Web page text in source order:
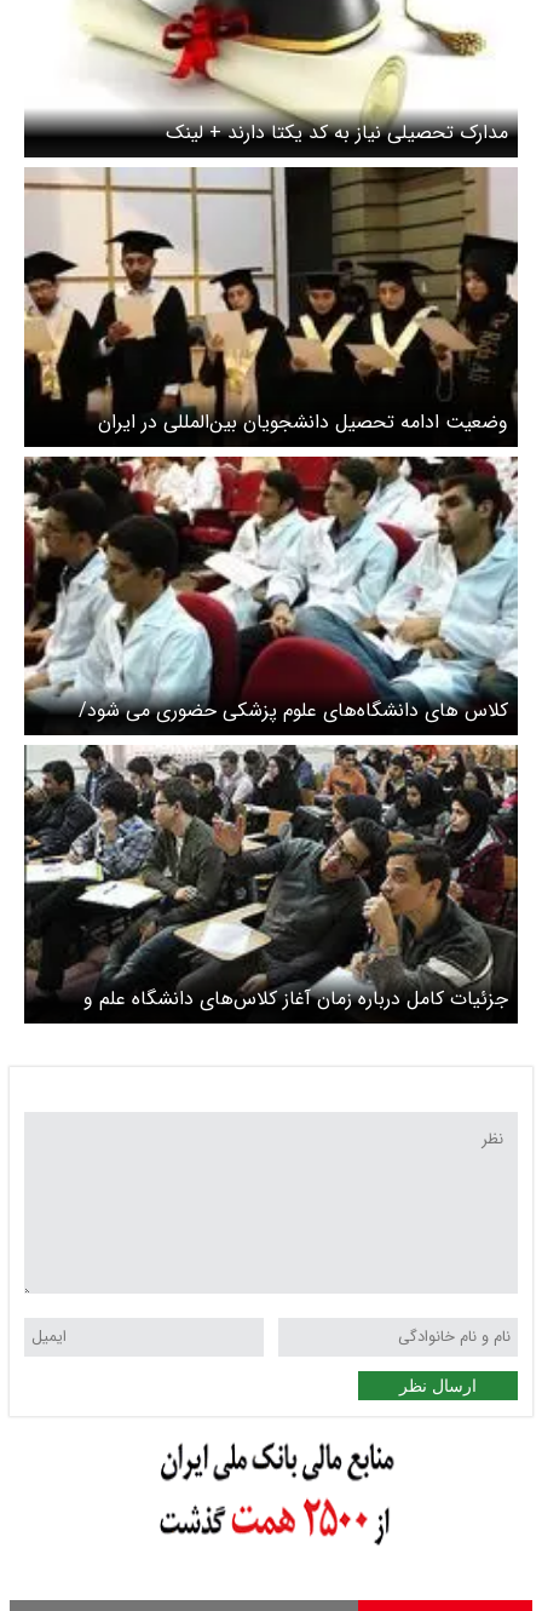
مدارک تحصیلی نیاز به کد یکتا دارند + لینک
وضعیت ادامه تحصیل دانشجویان بین‌المللی در ایران
مشخص شد
کلاس های دانشگاه‌های علوم پزشکی حضوری می شود/
دانشجویان می توانند مرخصی بگیرن
جزئیات کامل درباره زمان آغاز کلاس‌های دانشگاه علم و
فرهنگ/ فرصت ثبت‌نام برای دانشجویان دیرهنگام
ارسال نظر